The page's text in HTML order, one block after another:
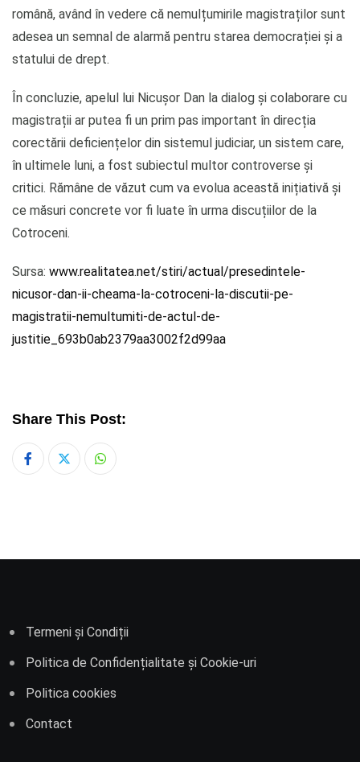
română, având în vedere că nemulțumirile magistraților sunt
adesea un semnal de alarmă pentru starea democrației și a
statului de drept.
În concluzie, apelul lui Nicușor Dan la dialog și colaborare cu
magistrații ar putea fi un prim pas important în direcția
corectării deficiențelor din sistemul judiciar, un sistem care,
în ultimele luni, a fost subiectul multor controverse și
critici. Rămâne de văzut cum va evolua această inițiativă și
ce măsuri concrete vor fi luate în urma discuțiilor de la
Cotroceni.
Sursa: www.realitatea.net/stiri/actual/presedintele-
nicusor-dan-ii-cheama-la-cotroceni-la-discutii-pe-
magistratii-nemultumiti-de-actul-de-
justitie_693b0ab2379aa3002f2d99aa
Share This Post:
Whatsapp
Termeni și Condiții
Politica de Confidențialitate și Cookie-uri
Politica cookies
Contact